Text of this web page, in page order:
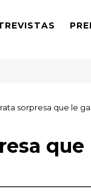
sorpresa que le
que